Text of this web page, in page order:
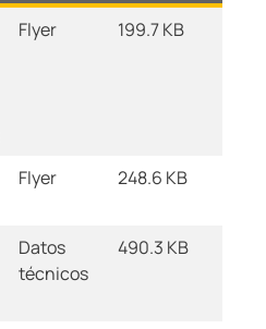
Flyer 199.7 KB
Flyer 248.6 KB
Datos
técnicos
490.3 KB